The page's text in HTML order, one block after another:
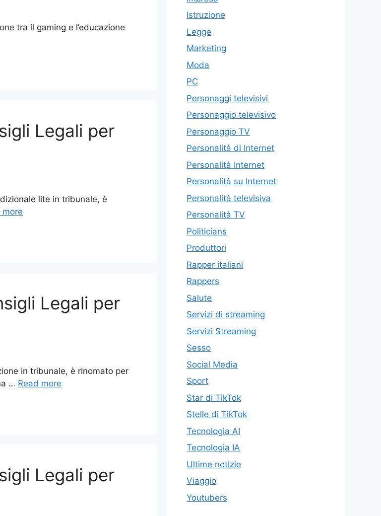
tra il gaming e l’educazione
Legali per
lite in tribunale, è
more
Legali per
in tribunale, è rinomato per
… Read more
Legali per
Istruzione
Legge
Marketing
Moda
PC
Personaggi televisivi
Personaggio televisivo
Personaggio TV
Personalità di Internet
Personalità Internet
Personalità su Internet
Personalità televisiva
Personalità TV
Politicians
Produttori
Rapper italiani
Rappers
Salute
Servizi di streaming
Servizi Streaming
Sesso
Social Media
Sport
Star di TikTok
Stelle di TikTok
Tecnologia AI
Tecnologia IA
Ultime notizie
Viaggio
Youtubers